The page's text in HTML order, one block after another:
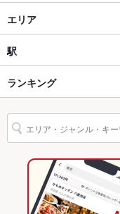
貸切 貸切不可
夜景がきれ
いなお席
あり
Wi-Fi 未確認
バリアフリ
なし ：店舗
駐車場
なし ：提携
せ。
その他設備
貸出：充電器
カフェ・スイーツ
ネットカフェ・漫画喫茶
横浜 × カフェ・スイーツ
横浜 × ネットカフェ・
東神奈川駅 × カフェ・ス
東神奈川駅 × ネットカ
その他グルメ
エリア
東神奈川
東神奈川 × カフェ・スイ
東神奈川 × ネットカフ
東神奈川 × その他グルメ
東神奈川 × 軽食・その他
神奈川
駅
京急東神奈川駅
東神奈川駅
東白楽駅
ランキング
神奈川のグルメランキン
神奈川のカフェ・スイー
横浜のグルメランキング
横浜のカフェ・スイー